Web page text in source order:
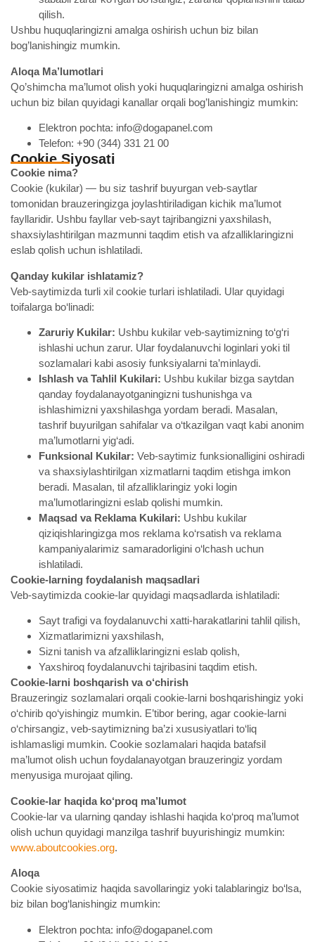
qilish.
Ushbu huquqlaringizni amalga oshirish uchun biz bilan
bog’lanishingiz mumkin.
Aloqa Ma’lumotlari
Qo’shimcha ma’lumot olish yoki huquqlaringizni amalga oshirish
uchun biz bilan quyidagi kanallar orqali bog’lanishingiz mumkin:
Elektron pochta: info@dogapanel.com
Telefon: +90 (344) 331 21 00
Cookie Siyosati
Cookie nima?
Cookie (kukilar) — bu siz tashrif buyurgan veb-saytlar
tomonidan brauzeringizga joylashtiriladigan kichik ma’lumot
fayllaridir. Ushbu fayllar veb-sayt tajribangizni yaxshilash,
shaxsiylashtirilgan mazmunni taqdim etish va afzalliklaringizni
eslab qolish uchun ishlatiladi.
Qanday kukilar ishlatamiz?
Veb-saytimizda turli xil cookie turlari ishlatiladi. Ular quyidagi
toifalarga bo‘linadi:
Zaruriy Kukilar: Ushbu kukilar veb-saytimizning to‘g‘ri
ishlashi uchun zarur. Ular foydalanuvchi loginlari yoki til
sozlamalari kabi asosiy funksiyalarni ta’minlaydi.
Ishlash va Tahlil Kukilari: Ushbu kukilar bizga saytdan
qanday foydalanayotganingizni tushunishga va
ishlashimizni yaxshilashga yordam beradi. Masalan,
tashrif buyurilgan sahifalar va o‘tkazilgan vaqt kabi anonim
ma’lumotlarni yig‘adi.
Funksional Kukilar: Veb-saytimiz funksionalligini oshiradi
va shaxsiylashtirilgan xizmatlarni taqdim etishga imkon
beradi. Masalan, til afzalliklaringiz yoki login
ma’lumotlaringizni eslab qolishi mumkin.
Maqsad va Reklama Kukilari: Ushbu kukilar
qiziqishlaringizga mos reklama ko‘rsatish va reklama
kampaniyalarimiz samaradorligini o‘lchash uchun
ishlatiladi.
Cookie-larning foydalanish maqsadlari
Veb-saytimizda cookie-lar quyidagi maqsadlarda ishlatiladi:
Sayt trafigi va foydalanuvchi xatti-harakatlarini tahlil qilish,
Xizmatlarimizni yaxshilash,
Sizni tanish va afzalliklaringizni eslab qolish,
Yaxshiroq foydalanuvchi tajribasini taqdim etish.
Cookie-larni boshqarish va o‘chirish
Brauzeringiz sozlamalari orqali cookie-larni boshqarishingiz yoki
o‘chirib qo‘yishingiz mumkin. E’tibor bering, agar cookie-larni
o‘chirsangiz, veb-saytimizning ba’zi xususiyatlari to‘liq
ishlamasligi mumkin. Cookie sozlamalari haqida batafsil
ma’lumot olish uchun foydalanayotgan brauzeringiz yordam
menyusiga murojaat qiling.
Cookie-lar haqida ko‘proq ma’lumot
Cookie-lar va ularning qanday ishlashi haqida ko‘proq ma’lumot
olish uchun quyidagi manzilga tashrif buyurishingiz mumkin:
www.aboutcookies.org.
Aloqa
Cookie siyosatimiz haqida savollaringiz yoki talablaringiz bo‘lsa,
biz bilan bog‘lanishingiz mumkin:
Elektron pochta: info@dogapanel.com